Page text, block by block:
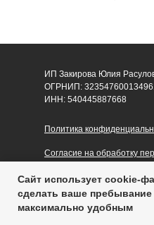
Сайт использует cookie-
сделать ваше пребывание
максимально удобным
ИП Закирова Юлия
ОГРНИП:
ИНН: 540445887668
Политика
Согласие на обработку
Публичная оферта